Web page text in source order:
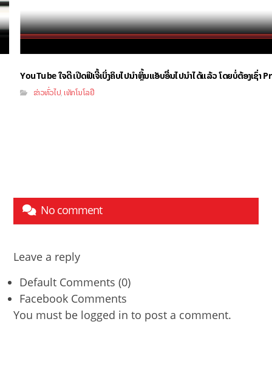
YouTube ໃຈດີ ເປີດຟີເຈີ້ເບິ່ງຄິບໄປນຳຫຼິ້ນແອັບອື່ນໄປນຳໄດ້ແລ້ວ ໂດຍບໍ່ຕ້ອງເຊົ່າ
ຂ່າວທົ່ວໄປ ,ເທັກໂນໂລຢີ
No comment
Leave a reply
Default Comments (0)
Facebook Comments
You must be logged in to post a comment.